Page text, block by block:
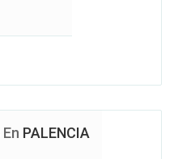
En PALENCIA